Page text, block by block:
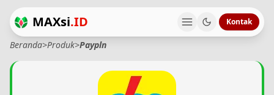
MAXsi.ID Kontak
Beranda>Produk>Paypln